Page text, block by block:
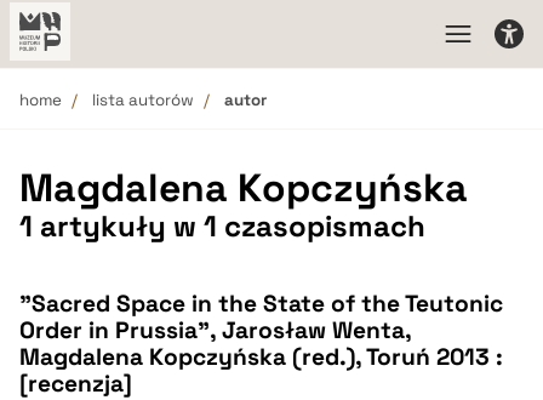
home lista autorów autor
Magdalena Kopczyńska
1 artykuły w 1 czasopismach
"Sacred Space in the State of the Teutonic
Order in Prussia", Jarosław Wenta,
Magdalena Kopczyńska (red.), Toruń 2013 :
[recenzja]